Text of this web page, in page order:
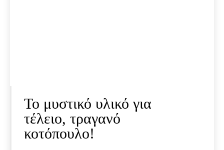
Το μυστικό υλικό για
τέλειο, τραγανό
κοτόπουλο!